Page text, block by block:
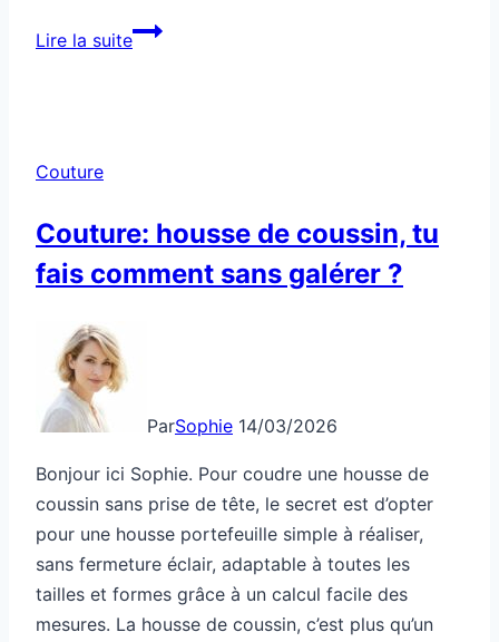
Lire la suiteCouture
Couture
Couture: housse de coussin, tu
fais comment sans galérer ?
ParSophie 14/03/2026
Bonjour ici Sophie. Pour coudre une housse de
coussin sans prise de tête, le secret est d’opter
pour une housse portefeuille simple à réaliser,
sans fermeture éclair, adaptable à toutes les
tailles et formes grâce à un calcul facile des
mesures. La housse de coussin, c’est plus qu’un